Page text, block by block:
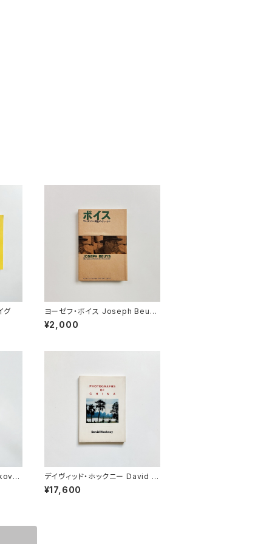
グ
ヨーゼフ・ボイス Joseph Beuys
| マルチプル 博愛のヴィークル 19
68-1986
¥2,000
|
デイヴィッド・ホックニー David H
ockney | PHOTOGRAPHS OF
CHINA
¥17,600